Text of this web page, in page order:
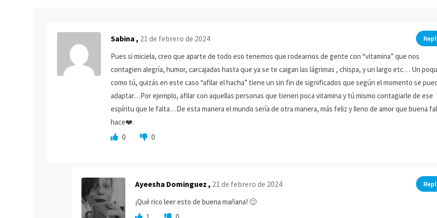
Sabina , 21 de febrero de 2024
Pues si miciela, creo que aparte de todo eso tenemos que rodearnos de gente con “vitamina” que nos
contagien alegría, humor, carcajadas hasta que ya se te caigan las lágrimas , chispa, y un largo etc… Un
como tú, quizás en este caso “afilar el hacha” tiene un sin fin de significados que según el momento se
adaptar…Por ejemplo, afilar con aquellas personas que tienen poca vitamina y tú mismo contagiarle de ese
espíritu que le falta…De esta manera el mundo sería de otra manera, más feliz y lleno de amor que buena
hace❤️.
0
0
Ayeesha Dominguez , 21 de febrero de 2024
¡Qué rico leer esto de buena mañana! 🙂